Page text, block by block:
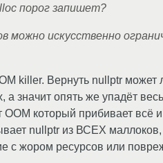
порог запишет?
можно искусственно
killer. Вернуть nullptr
а значит опять же упадёт
который прибивает всё и
nullptr из ВСЕХ
с жором ресурсов или